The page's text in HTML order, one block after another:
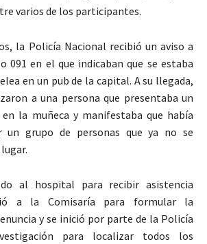
varios de los participantes.
la Policía Nacional recibió un aviso a
091 en el que indicaban que se estaba
en un pub de la capital. A su llegada,
a una persona que presentaba un
la muñeca y manifestaba que había
un grupo de personas que ya no se
al hospital para recibir asistencia
a la Comisaría para formular la
y se inició por parte de la Policía
para localizar todos los